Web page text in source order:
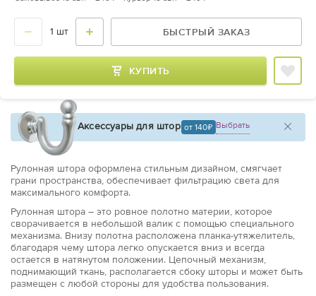
БЫСТРЫЙ ЗАКАЗ
КУПИТЬ
Аксессуары для штор от 140 Выбрать
Рулонная штора оформлена стильным дизайном, смягчает
грани пространства, обеспечивает фильтрацию света для
максимального комфорта.
Рулонная штора – это ровное полотно материи, которое
сворачивается в небольшой валик с помощью специального
механизма. Внизу полотна расположена планка-утяжелитель,
благодаря чему штора легко опускается вниз и всегда
остается в натянутом положении. Цепочный механизм,
поднимающий ткань, располагается сбоку шторы и может быть
размещен с любой стороны для удобства пользования.